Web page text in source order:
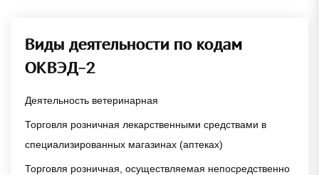
Виды деятельности по кодам
ОКВЭД-2
Деятельность ветеринарная
Торговля розничная лекарственными средствами в
специализированных магазинах (аптеках)
Торговля розничная, осуществляемая непосредственно